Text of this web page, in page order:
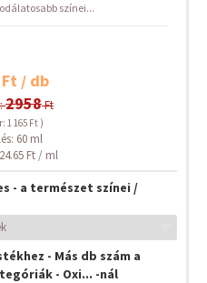
színei...
/ db
2958Ft
1 165 Ft )
60 ml
Ft / ml
- a természet színei /
- Más db szám a
- Oxi... -nál